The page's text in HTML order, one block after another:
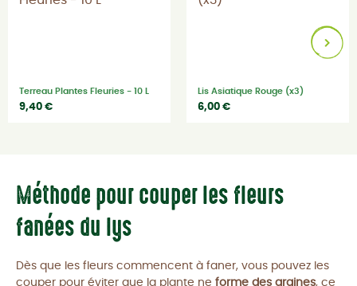
Terreau Plantes Fleuries - 10 L
9,40 €
Lis Asiatique Rouge (x3)
6,00 €
Méthode pour couper les fleurs
fanées du lys
Dès que les fleurs commencent à faner, vous pouvez les
couper pour éviter que la plante ne forme des graines, ce